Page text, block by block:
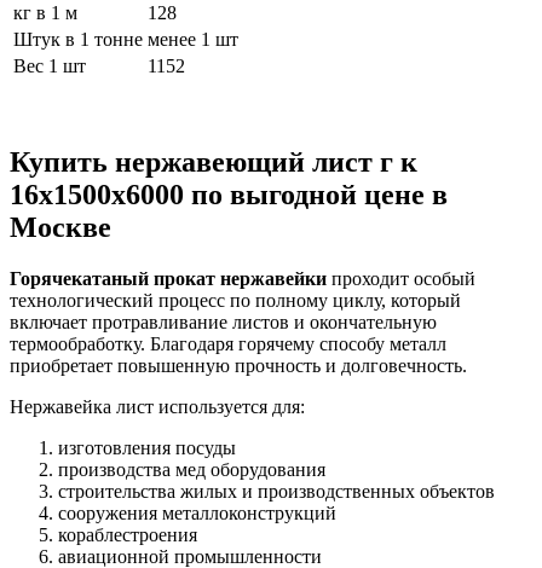
кг в 1 м
128
Штук в 1 тонне менее 1 шт
Вес 1 шт
1152
Купить нержавеющий лист г к
16х1500х6000 по выгодной цене в
Москве
Горячекатаный прокат нержавейки проходит особый
технологический процесс по полному циклу, который
включает протравливание листов и окончательную
термообработку. Благодаря горячему способу металл
приобретает повышенную прочность и долговечность.
Нержавейка лист используется для:
изготовления посуды
производства мед оборудования
строительства жилых и производственных объектов
сооружения металлоконструкций
кораблестроения
авиационной промышленности